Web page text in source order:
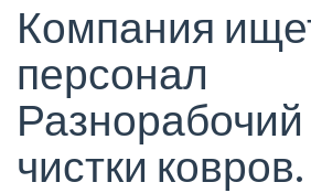
Компания
персонал
Разнорабочий
чистки ковров.